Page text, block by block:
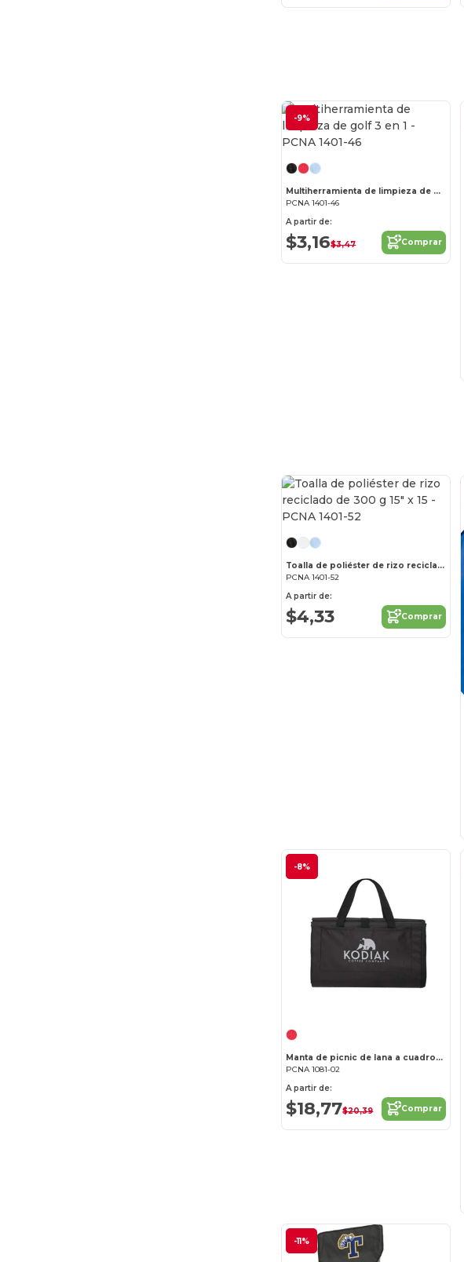
-9%
Multiherramienta de limpieza de golf 3 en 1
PCNA 1401-46
A partir de:
$3,16$3,47 Comprar
Toalla de poliéster de rizo reciclado de 300 g 15" x 15
PCNA 1401-52
A partir de:
$4,33 Comprar
-8%
Manta de picnic de lana a cuadros búfalo
PCNA 1081-02
A partir de:
$18,77$20,39 Comprar
-11%